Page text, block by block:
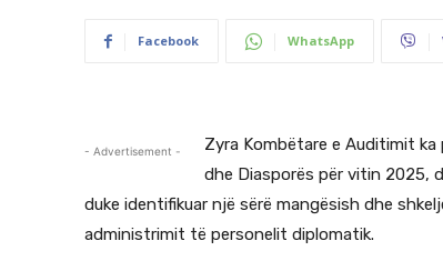
Facebook WhatsApp
- Advertisement -
Zyra Kombëtare e Auditimit
dhe Diasporës për vitin 2025,
duke identifikuar një sërë mangësish dhe
administrimit të personelit diplomatik.